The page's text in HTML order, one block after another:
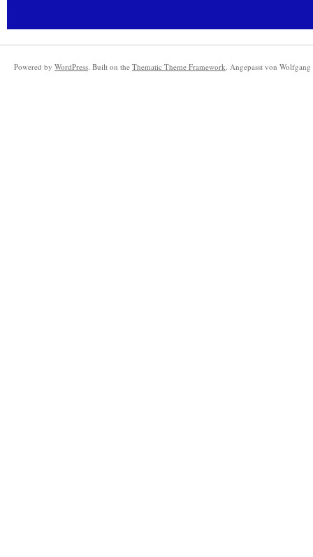
Powered by WordPress. Built on the Thematic Theme Framework. Angepasst von